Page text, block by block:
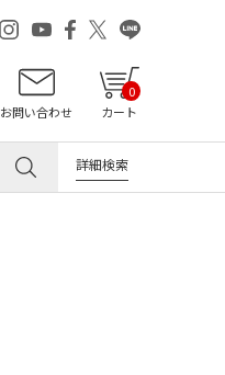
お問い合わせ カート
0
詳細検索